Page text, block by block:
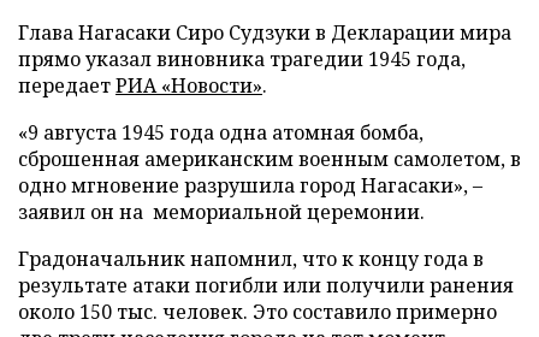
Глава Нагасаки Сиро Судзуки в Декларации мира
прямо указал виновника трагедии 1945 года,
передаетРИА «Новости».
«9 августа 1945 года одна атомная бомба,
сброшенная американским военным самолетом, в
одно мгновение разрушила город Нагасаки», –
заявил он на мемориальной церемонии.
Градоначальник напомнил, что к концу года в
результате атаки погибли или получили ранения
около 150 тыс. человек. Это составило примерно